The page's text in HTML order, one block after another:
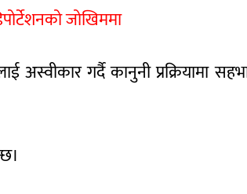
जोखिममा
गर्दै कानुनी प्रक्रियामा